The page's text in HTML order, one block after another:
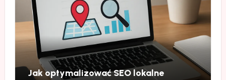
Jak optymalizować SEO lokalne